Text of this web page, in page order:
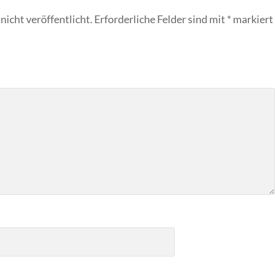
veröffentlicht. Erforderliche Felder sind mit * markiert